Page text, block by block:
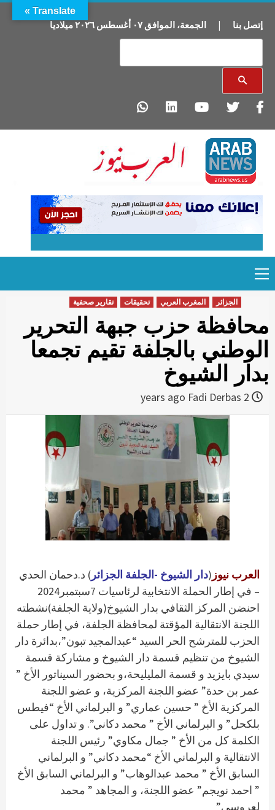
إتصل بنا | الجمعة، الموافق٠٧ أغسطس ٢٠٢٦ميلاديا
to
content
Menu
الجزائر المغرب العربي تحقيقات تقارير صحفية
محافظة حزب جبهة التحرير
الوطني بالجلفة تقيم تجمعا
بدار الشيوخ
Fadi Derbas
العرب نيوز (دار الشيوخ -الجلفة الجزائر ) د.دحمان الحدي
– في إطار الحملة الانتخابية لرئاسيات 7سبتمبر2024
احنضن المركز الثقافي بدار الشيوخ(ولاية الجلفة)نشطته
اللجنة الانتقالية المؤقتة لمحافظة الجلفة، في إطار حملة
الحزب للمترشح الحر السيد “عبدالمجيد تبون”،بدائرة دار
الشيوخ من تنظيم قسمة دار الشيوخ و مشاركة قسمة
سيدي بايزيد و قسمة المليليحة،و بحضور السيناتور الأخ ”
عمر بن حدة” عضو اللجنة المركزية، و عضو اللجنة
المركزية الأخ ” حسين عماري” و البرلماني الأخ “فيطس
بلكحل” و البرلماني الأخ ” محمد دكاني”. و تداول على
الكلمة كل من الأخ ” جمال مكاوي” رئيس اللجنة
الانتقالية و البرلماني الأخ “محمد دكاني” و البرلماني
السابق الأخ ” محمد عبدالوهاب” و البرلماني السابق الأخ
” احمد نويجم” عضو اللجنة، و المجاهد ” محمد
لعروسي”
Translate »